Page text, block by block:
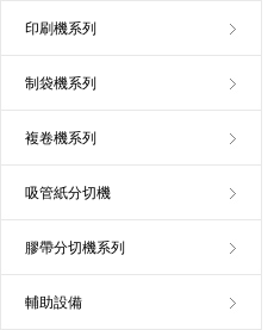
印刷機系列
制袋機系列
複卷機系列
吸管紙分切機
膠帶分切機系列
輔助設備